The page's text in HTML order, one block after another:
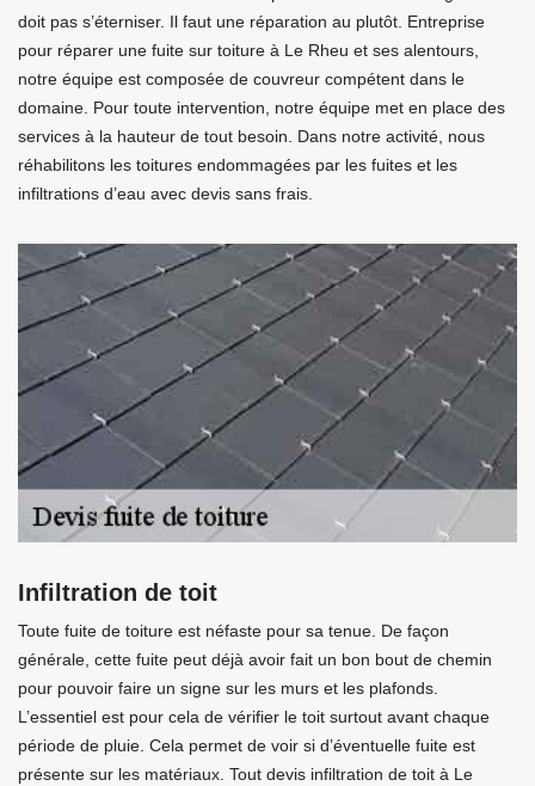
doit pas s’éterniser. Il faut une réparation au plutôt. Entreprise
pour réparer une fuite sur toiture à Le Rheu et ses alentours,
notre équipe est composée de couvreur compétent dans le
domaine. Pour toute intervention, notre équipe met en place des
services à la hauteur de tout besoin. Dans notre activité, nous
réhabilitons les toitures endommagées par les fuites et les
infiltrations d’eau avec devis sans frais.
Infiltration de toit
Toute fuite de toiture est néfaste pour sa tenue. De façon
générale, cette fuite peut déjà avoir fait un bon bout de chemin
pour pouvoir faire un signe sur les murs et les plafonds.
L’essentiel est pour cela de vérifier le toit surtout avant chaque
période de pluie. Cela permet de voir si d’éventuelle fuite est
présente sur les matériaux. Tout devis infiltration de toit à Le